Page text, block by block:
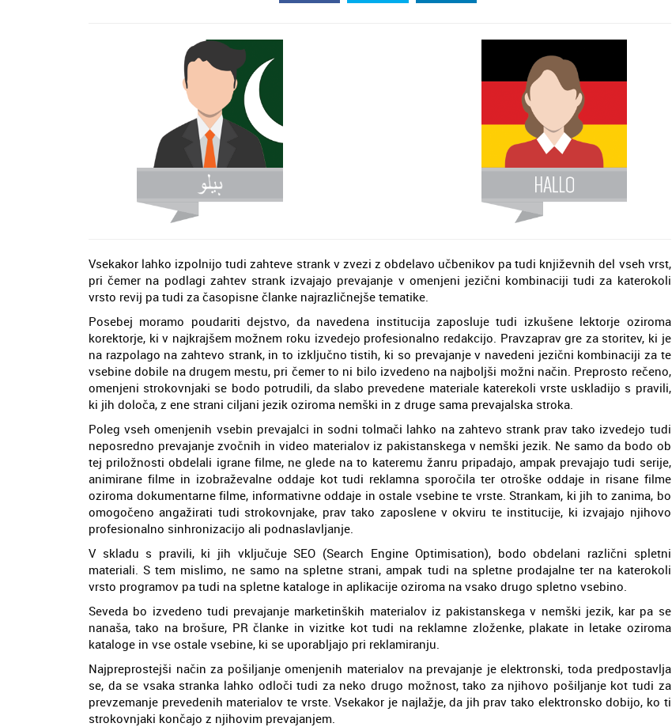
Vsekakor lahko izpolnijo tudi zahteve strank v zvezi z obdelavo učbenikov pa tudi književnih del vseh vrst,
pri čemer na podlagi zahtev strank izvajajo prevajanje v omenjeni jezični kombinaciji tudi za katerokoli
vrsto revij pa tudi za časopisne članke najrazličnejše tematike.
Posebej moramo poudariti dejstvo, da navedena institucija zaposluje tudi izkušene lektorje oziroma
korektorje, ki v najkrajšem možnem roku izvedejo profesionalno redakcijo. Pravzaprav gre za storitev, ki je
na razpolago na zahtevo strank, in to izključno tistih, ki so prevajanje v navedeni jezični kombinaciji za te
vsebine dobile na drugem mestu, pri čemer to ni bilo izvedeno na najboljši možni način. Preprosto rečeno,
omenjeni strokovnjaki se bodo potrudili, da slabo prevedene materiale katerekoli vrste uskladijo s pravili,
ki jih določa, z ene strani ciljani jezik oziroma nemški in z druge sama prevajalska stroka.
Poleg vseh omenjenih vsebin prevajalci in sodni tolmači lahko na zahtevo strank prav tako izvedejo tudi
neposredno prevajanje zvočnih in video materialov iz pakistanskega v nemški jezik. Ne samo da bodo ob
tej priložnosti obdelali igrane filme, ne glede na to kateremu žanru pripadajo, ampak prevajajo tudi serije,
animirane filme in izobraževalne oddaje kot tudi reklamna sporočila ter otroške oddaje in risane filme
oziroma dokumentarne filme, informativne oddaje in ostale vsebine te vrste. Strankam, ki jih to zanima, bo
omogočeno angažirati tudi strokovnjake, prav tako zaposlene v okviru te institucije, ki izvajajo njihovo
profesionalno sinhronizacijo ali podnaslavljanje.
V skladu s pravili, ki jih vključuje SEO (Search Engine Optimisation), bodo obdelani različni spletni
materiali. S tem mislimo, ne samo na spletne strani, ampak tudi na spletne prodajalne ter na katerokoli
vrsto programov pa tudi na spletne kataloge in aplikacije oziroma na vsako drugo spletno vsebino.
Seveda bo izvedeno tudi prevajanje marketinških materialov iz pakistanskega v nemški jezik, kar pa se
nanaša, tako na brošure, PR članke in vizitke kot tudi na reklamne zloženke, plakate in letake oziroma
kataloge in vse ostale vsebine, ki se uporabljajo pri reklamiranju.
Najpreprostejši način za pošiljanje omenjenih materialov na prevajanje je elektronski, toda predpostavlja
se, da se vsaka stranka lahko odloči tudi za neko drugo možnost, tako za njihovo pošiljanje kot tudi za
prevzemanje prevedenih materialov te vrste. Vsekakor je najlažje, da jih prav tako elektronsko dobijo, ko ti
strokovnjaki končajo z njihovim prevajanjem.